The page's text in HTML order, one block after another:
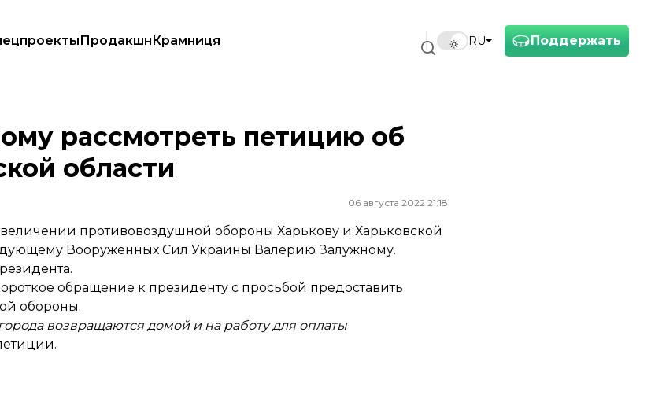
Поддержать
RU
ПродакшнКрамниця
области
рассмотреть петицию об
области
06 августа 2022 21:18
противовоздушной обороны Харькову и Харьковской
Вооруженных Сил Украины Валерию Залужному.
обращение к президенту с просьбой предоставить
обороны.
возвращаются домой и на работу для оплаты